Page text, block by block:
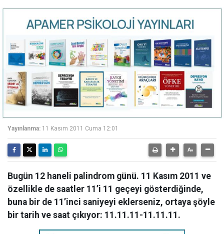
Yayınlanma: 11 Kasım 2011 Cuma 12:01
Bugün 12 haneli palindrom günü. 11 Kasım 2011 ve
özellikle de saatler 11’i 11 geçeyi gösterdiğinde,
buna bir de 11’inci saniyeyi eklerseniz, ortaya şöyle
bir tarih ve saat çıkıyor: 11.11.11-11.11.11.